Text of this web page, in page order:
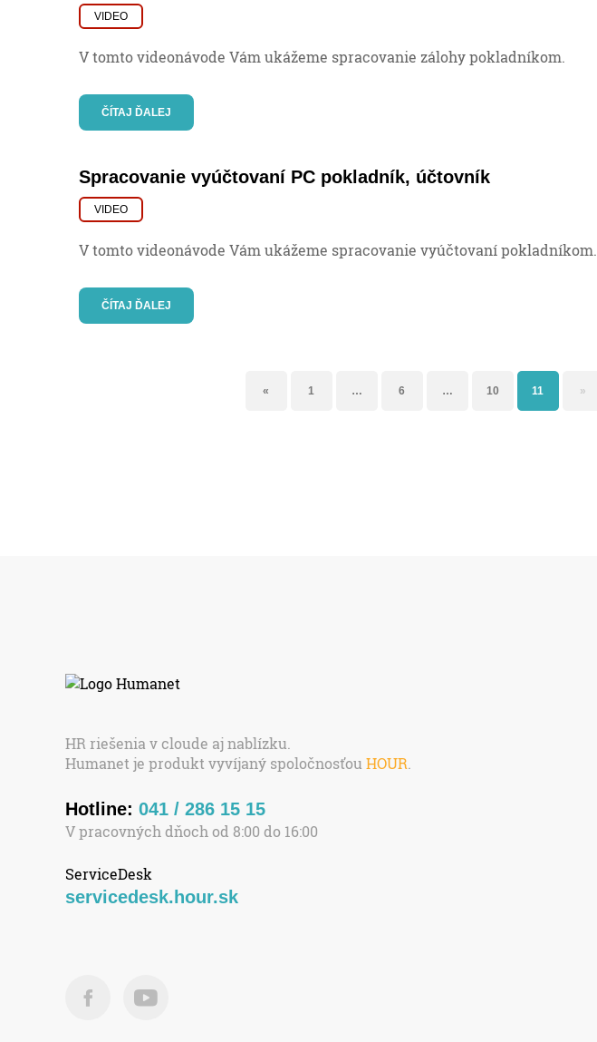
VIDEO
V tomto videonávode Vám ukážeme spracovanie zálohy pokladníkom.
ČÍTAJ ĎALEJ
Spracovanie vyúčtovaní PC pokladník, účtovník
VIDEO
V tomto videonávode Vám ukážeme spracovanie vyúčtovaní pokladníkom.
ČÍTAJ ĎALEJ
« 1 … 6 … 10 11 »
HR riešenia v cloude aj nablízku.
Humanet je produkt vyvíjaný spoločnosťou HOUR
Hotline: 041 / 286 15 15
V pracovných dňoch od 8:00 do 16:00
ServiceDesk
servicedesk.hour.sk